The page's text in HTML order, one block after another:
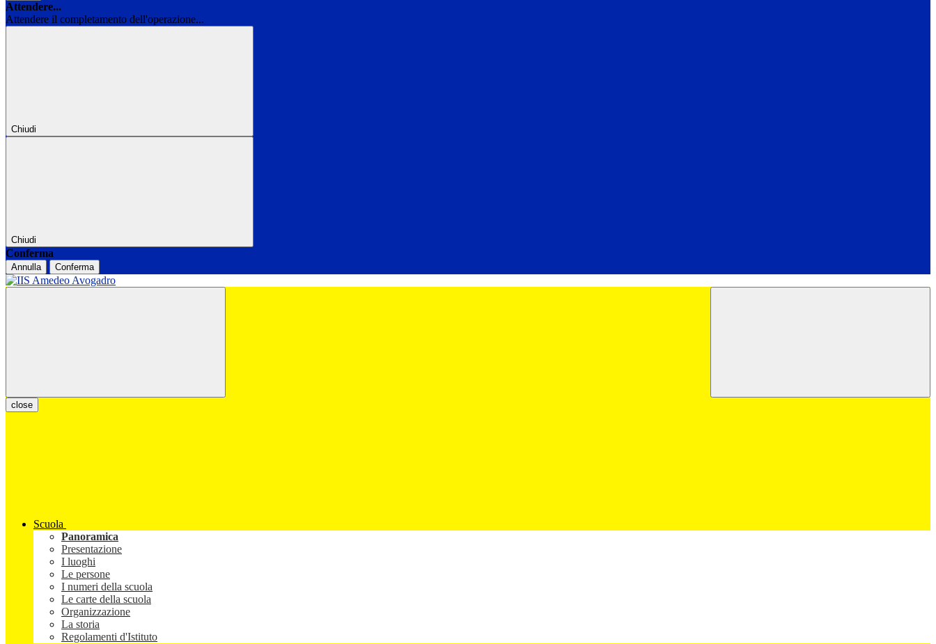
Attendere...
Attendere il completamento dell'operazione...
Chiudi
Chiudi
Conferma
Annulla Conferma
close
Scuola
Panoramica
Presentazione
I luoghi
Le persone
I numeri della scuola
Le carte della scuola
Organizzazione
La storia
Regolamenti d'Istituto